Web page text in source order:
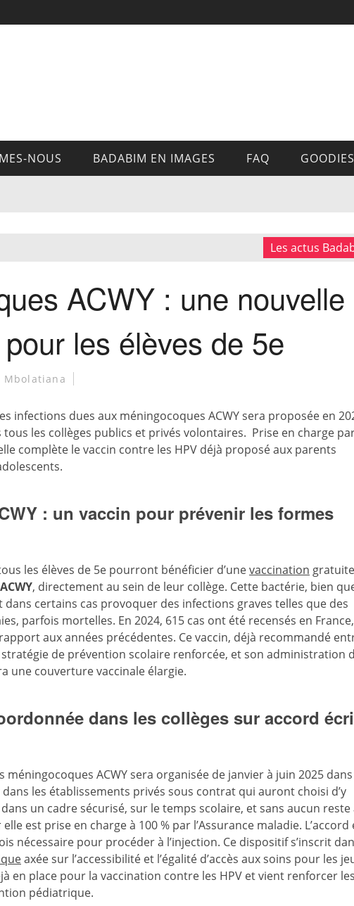
NOUS BADABIM EN IMAGES FAQ GOODIES
Les actus
ACWY : une nouvelle
les élèves de 5e
Mbolatiana
infections dues aux méningocoques ACWY sera proposée en
tous les collèges publics et privés volontaires. Prise en charge
complète le vaccin contre les HPV déjà proposé aux parents
: un vaccin pour prévenir les formes
les élèves de 5e pourront bénéficier d’unevaccination gratuite
, directement au sein de leur collège. Cette bactérie, bien
certains cas provoquer des infections graves telles que des
parfois mortelles. En 2024, 615 cas ont été recensés en
aux années précédentes. Ce vaccin, déjà recommandé
stratégie de prévention scolaire renforcée, et son administration
une couverture vaccinale élargie.
dans les collèges sur accord
méningocoques ACWY sera organisée de janvier à juin 2025
les établissements privés sous contrat qui auront choisi d’y
un cadre sécurisé, sur le temps scolaire, et sans aucun reste
est prise en charge à 100 % par l’Assurance maladie. L’accord
nécessaire pour procéder à l’injection. Ce dispositif s’inscrit
axée sur l’accessibilité et l’égalité d’accès aux soins pour les
en place pour la vaccination contre les HPV et vient renforcer les
pédiatrique.